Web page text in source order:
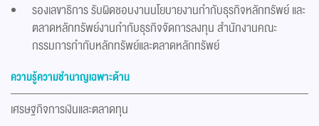
รองเลขาธิการ รับผิดชอบงานนโยบายงานกำกับธุรกิจหลักทรัพย์ และ
ตลาดหลักทรัพย์งานกำกับธุรกิจจัดการลงทุน สำนักงานคณะ
กรรมการกำกับหลักทรัพย์และตลาดหลักทรัพย์
ความรู้ความชำนาญเฉพาะด้าน
เศรษฐกิจการเงินและตลาดทุน